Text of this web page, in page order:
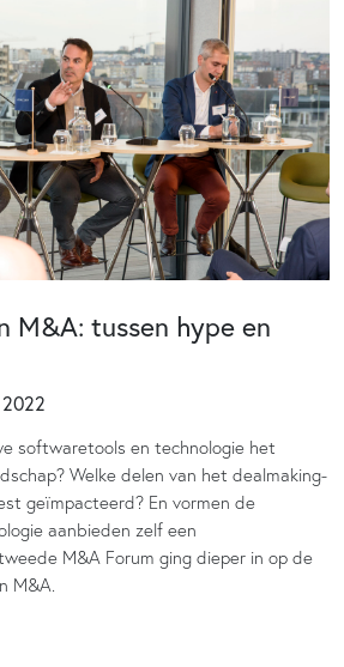
M&A: tussen hype en
softwaretools en technologie het
Welke delen van het dealmaking-
geïmpacteerd? En vormen de
aanbieden zelf een
M&A Forum ging dieper in op de
M&A.